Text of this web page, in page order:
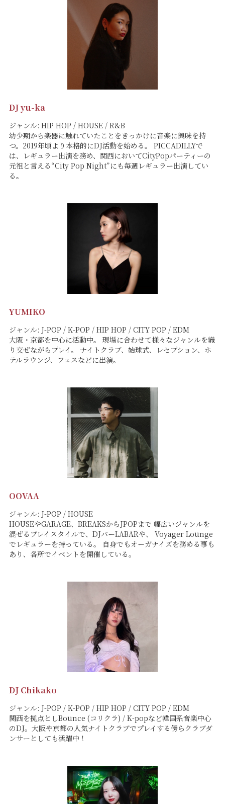
DJ yu-ka
ジャンル: HIP HOP / HOUSE / R&B
幼少期から楽器に触れていたことをきっかけに音楽に興味を持
つ。2019年頃より本格的にDJ活動を始める。 PICCADILLYで
は、レギュラー出演を務め、関西においてCityPopパーティーの
元祖と言える“City Pop Night”にも毎週レギュラー出演してい
る。
YUMIKO
ジャンル: J-POP / K-POP / HIP HOP / CITY POP / EDM
大阪・京都を中心に活動中。 現場に合わせて様々なジャンルを織
り交ぜながらプレイ。 ナイトクラブ、始球式、レセプション、ホ
テルラウンジ、フェスなどに出演。
OOVAA
ジャンル: J-POP / HOUSE
HOUSEやGARAGE、BREAKSからJPOPまで 幅広いジャンルを
混ぜるプレイスタイルで、DJバーLABARや、 Voyager Lounge
でレギュラーを持っている。 自身でもオーガナイズを務める事も
あり、各所でイベントを開催している。
DJ Chikako
ジャンル: J-POP / K-POP / HIP HOP / CITY POP / EDM
関西を拠点としBounce (コリクラ) / K-popなど韓国系音楽中心
のDJ。大阪や京都の人気ナイトクラブでプレイする傍らクラブダ
ンサーとしても活躍中！